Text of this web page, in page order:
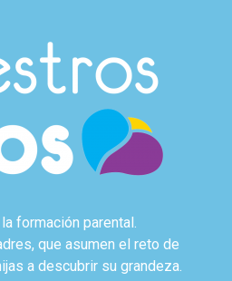
formación parental.
que asumen el reto de
a descubrir su grandeza.